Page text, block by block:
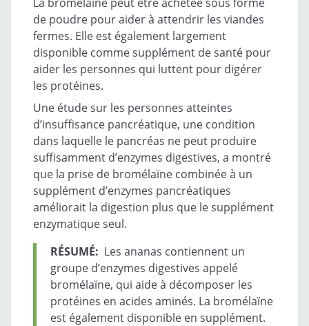
de poudre pour aider à attendrir les viandes
fermes. Elle est également largement
disponible comme supplément de santé pour
aider les personnes qui luttent pour digérer
les protéines.
Une étude sur les personnes atteintes
d’insuffisance pancréatique, une condition
dans laquelle le pancréas ne peut produire
suffisamment d’enzymes digestives, a montré
que la prise de bromélaïne combinée à un
supplément d’enzymes pancréatiques
améliorait la digestion plus que le supplément
enzymatique seul.
RÉSUMÉ: Les ananas contiennent un
groupe d’enzymes digestives appelé
bromélaïne, qui aide à décomposer les
protéines en acides aminés. La bromélaïne
est également disponible en supplément.